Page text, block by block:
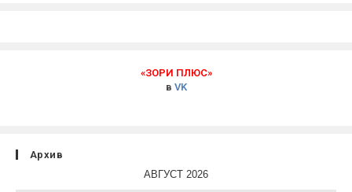
«ЗОРИ ПЛЮС»
в VK
Архив
АВГУСТ 2026